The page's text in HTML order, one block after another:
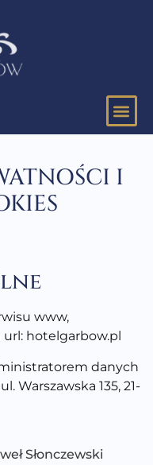
I
www,
hotelgarbow.pl
danych
Warszawska 135, 21-
Słonczewski